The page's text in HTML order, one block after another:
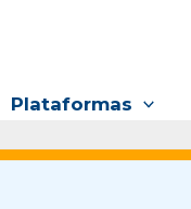
Plataformas